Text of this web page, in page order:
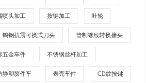
喷头加工 按键加工 叶轮
钨钢抗震可换式刀头 管制螺纹转换接头
五金车件 不锈钢丝杆加工
静塑胶件车 表壳车件 CD纹按键